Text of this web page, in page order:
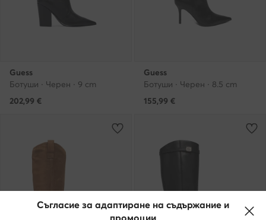
Guess
Ботуши · Черен · 9 cm
202,99 €
Guess
Ботуши · Черен · 8.5 cm
155,99 €
Съгласие за адаптиране на съдържание и
промоции